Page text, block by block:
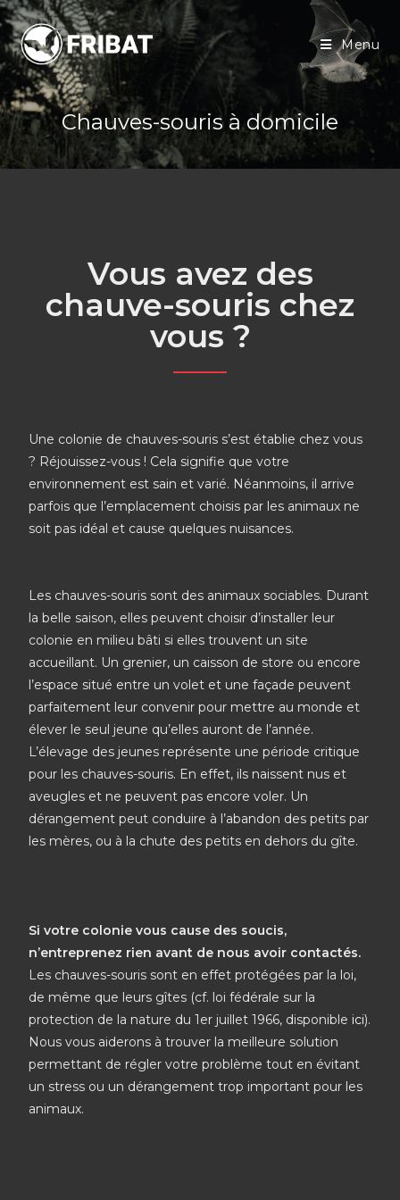
Menu
Chauves-souris à domicile
Vous avez des
chauve-souris chez
vous ?
Une colonie de chauves-souris s’est établie chez vous
? Réjouissez-vous ! Cela signifie que votre
environnement est sain et varié. Néanmoins, il arrive
parfois que l’emplacement choisis par les animaux ne
soit pas idéal et cause quelques nuisances.
Les chauves-souris sont des animaux sociables. Durant
la belle saison, elles peuvent choisir d’installer leur
colonie en milieu bâti si elles trouvent un site
accueillant. Un grenier, un caisson de store ou encore
l’espace situé entre un volet et une façade peuvent
parfaitement leur convenir pour mettre au monde et
élever le seul jeune qu’elles auront de l’année.
L’élevage des jeunes représente une période critique
pour les chauves-souris. En effet, ils naissent nus et
aveugles et ne peuvent pas encore voler. Un
dérangement peut conduire à l’abandon des petits par
les mères, ou à la chute des petits en dehors du gîte.
Si votre colonie vous cause des soucis,
n’entreprenez rien avant de nous avoir contactés.
Les chauves-souris sont en effet protégées par la loi,
de même que leurs gîtes (cf. loi fédérale sur la
protection de la nature du 1er juillet 1966, disponible ici).
Nous vous aiderons à trouver la meilleure solution
permettant de régler votre problème tout en évitant
un stress ou un dérangement trop important pour les
animaux.